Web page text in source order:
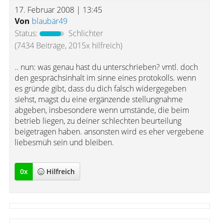
17. Februar 2008 | 13:45
Von blaubär49
Status:
Schlichter
(7434 Beiträge, 2015x hilfreich)
.. nun: was genau hast du unterschrieben? vmtl. doch
den gesprächsinhalt im sinne eines protokolls. wenn
es gründe gibt, dass du dich falsch widergegeben
siehst, magst du eine ergänzende stellungnahme
abgeben, insbesondere wenn umstände, die beim
betrieb liegen, zu deiner schlechten beurteilung
beigetragen haben. ansonsten wird es eher vergebene
liebesmüh sein und bleiben.
0x Hilfreich